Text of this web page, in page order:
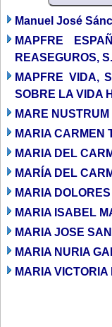
Manuel José
MAPFRE
REASEGUROS,
MAPFRE VIDA,
SOBRE LA VIDA
MARE
MARIA CARMEN
MARIA DEL
MARÍA DEL
MARIA
MARIA ISABEL
MARIA JOSE
MARIA NURIA
MARIA